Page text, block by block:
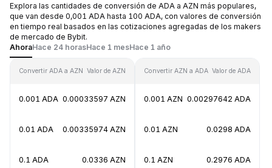
Explora las cantidades de conversión de ADA a AZN más populares,
que van desde 0,001 ADA hasta 100 ADA, con valores de conversión
en tiempo real basados en las cotizaciones agregadas de los makers
de mercado de Bybit.
AhoraHace 24 horasHace 1 mesHace 1 año
Convertir ADA a AZN Valor de AZN
0.001 ADA 0.00033597 AZN
0.01 ADA 0.00335974 AZN
0.1 ADA 0.0336 AZN
Convertir AZN a ADA Valor de ADA
0.001 AZN 0.00297642 ADA
0.01 AZN 0.0298 ADA
0.1 AZN 0.2976 ADA